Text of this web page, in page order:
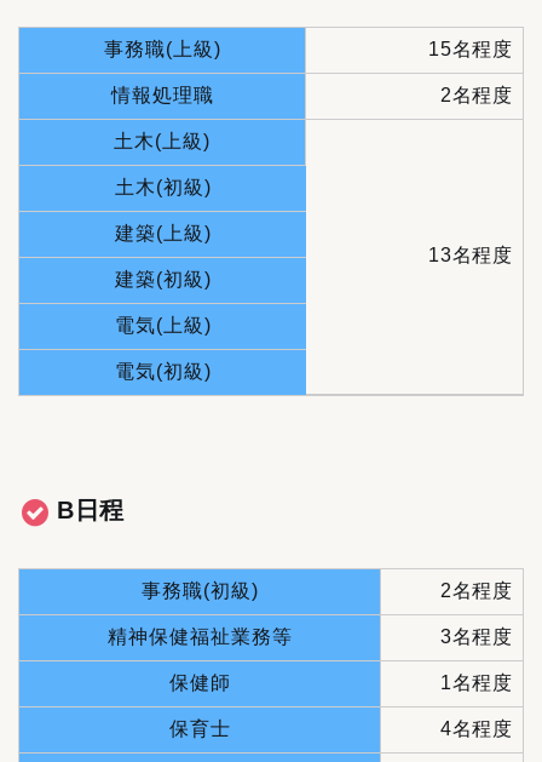
事務職(上級) 15名程度
情報処理職 2名程度
土木(上級)
13名程度
土木(初級)
建築(上級)
建築(初級)
電気(上級)
電気(初級)
B日程
事務職(初級) 2名程度
精神保健福祉業務等 3名程度
保健師 1名程度
保育士 4名程度